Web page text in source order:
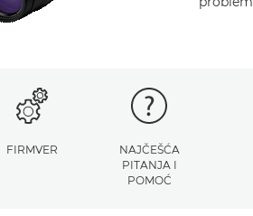
FIRMVER
NAJČEŠĆA
PITANJA I
POMOĆ